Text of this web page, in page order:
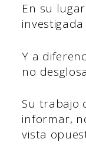
En su
Y a
no
Su trabajo
informar,
vista